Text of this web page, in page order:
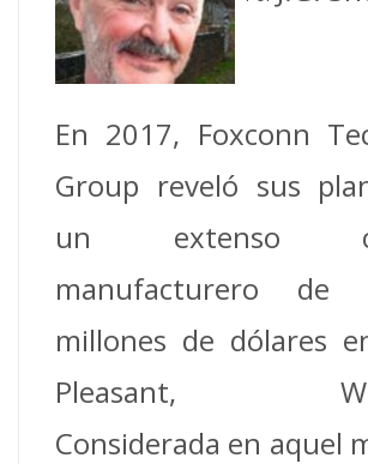
En 2017, Foxconn
Group reveló sus
un extenso
manufacturero
millones de dólares
Pleasant,
Considerada en aquel